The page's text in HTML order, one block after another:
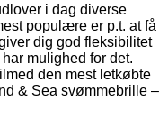
i dag diverse
populære er p.t. at få
dig god fleksibilitet
mulighed for det.
den mest letkøbte
& Sea svømmebrille –